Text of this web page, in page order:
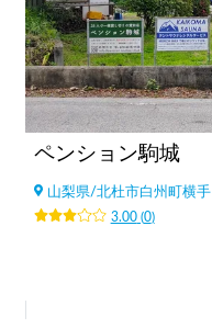
ペンション駒城
山梨県/北杜市白州町横手
3.00(0)